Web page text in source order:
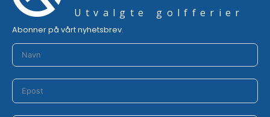
Utvalgte golfferier
Abonner på vårt nyhetsbrev.